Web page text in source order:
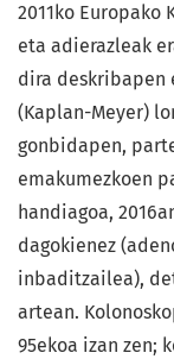
2011ko
eta adierazleak
dira deskribapen
(Kaplan-Meyer)
gonbidapen,
emakumezkoen
handiagoa,
dagokienez
inbaditzailea),
artean.
95ekoa izan zen;